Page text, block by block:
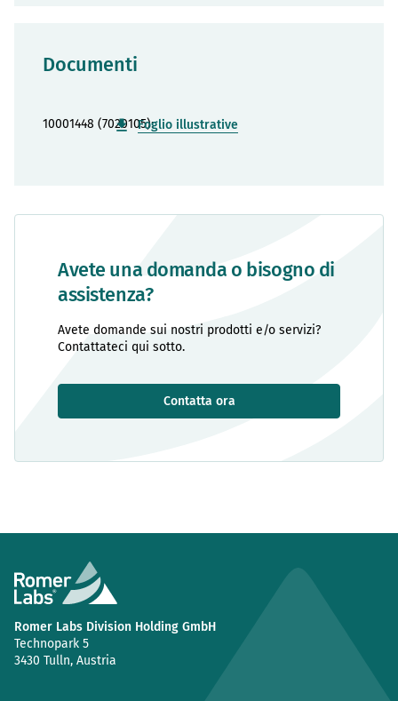
Avete una domanda o bisogno di
assistenza?
Avete domande sui nostri prodotti e/o servizi?
Contattateci qui sotto.
Contatta ora
Documenti
10001448 (7020105):Foglio illustrative
Romer Labs Division Holding GmbH
Technopark 5
3430 Tulln, Austria